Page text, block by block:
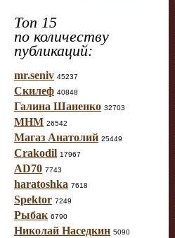
Топ 15
по количеству
публикаций:
mr.seniv 45237
Скилеф 40848
Галина Шаненко 32703
МНМ 26542
Магаз Анатолий 25449
Crakodil 17967
AD70 7743
haratoshka 7618
Spektor 7249
Рыбак 6790
Николай Наседкин 5090